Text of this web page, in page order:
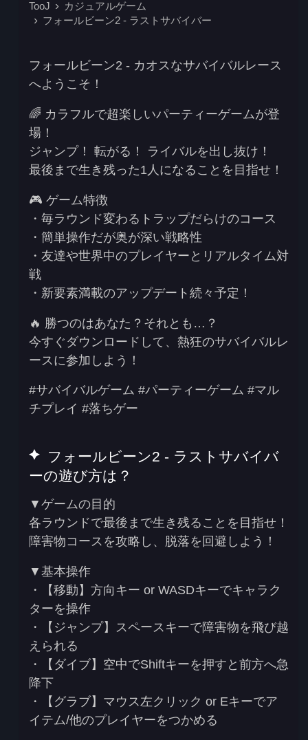
TooJ
カジュアルゲーム
フォールビーン2 - ラストサバイバー
フォールビーン2 - カオスなサバイバルレース
へようこそ！
🌈 カラフルで超楽しいパーティーゲームが登
場！
ジャンプ！ 転がる！ ライバルを出し抜け！
最後まで生き残った1人になることを目指せ！
🎮 ゲーム特徴
・毎ラウンド変わる トラップだらけのコース
・ 簡単操作だが奥が深い戦略性
・友達や世界中のプレイヤーと リアルタイム対
戦
・ 新要素満載のアップデート続々予定！
🔥 勝つのはあなた？それとも…？
今すぐダウンロードして、 熱狂のサバイバルレ
ース に参加しよう！
#サバイバルゲーム #パーティーゲーム #マル
チプレイ #落ちゲー
フォールビーン2 - ラストサバイバ
ーの遊び方は？
▼ゲームの目的
各ラウンドで最後まで生き残ることを目指せ！
障害物コースを攻略し、脱落を回避しよう！
▼基本操作
・【移動】方向キー or WASDキーでキャラク
ターを操作
・【ジャンプ】スペースキーで障害物を飛び越
えられる
・【ダイブ】空中でShiftキーを押すと前方へ急
降下
・【グラブ】マウス左クリック or Eキーでア
イテム/他のプレイヤーをつかめる